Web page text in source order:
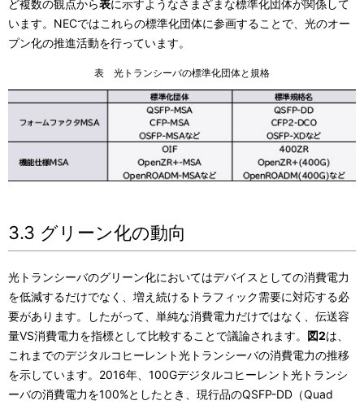
ど複数の観点から表に示すようなさまざまな標準化団体が関係して
います。NECではこれらの標準化団体に参画することで、光のオー
プン化の推進活動を行っています。
表 光トランシーバの標準化団体と規格
3.3 グリーン化の動向
光トランシーバのグリーン化においてはデバイスとしての消費電力
を低減するだけでなく、増え続けるトラフィック需要に対応する必
要があります。したがって、単純な消費電力だけではなく、伝送容
量VS消費電力を指標として比較することで議論されます。 図2は、
これまでのデジタルコヒーレント光トランシーバの消費電力の推移
を示しています。2016年、100Gデジタルコヒーレント光トランシ
ーバの消費電力を100%としたとき、現行品のQSFP-DD（Quad